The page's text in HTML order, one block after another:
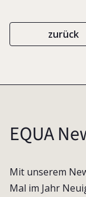
zurück
EQUA
Mit unserem
Mal im Jahr